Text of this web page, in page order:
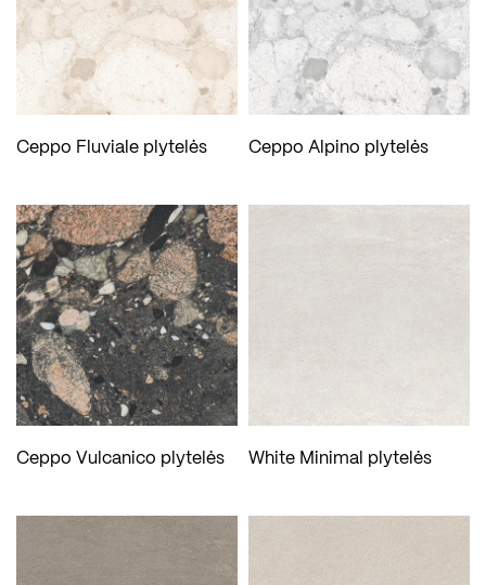
Ceppo Fluviale plytelės Ceppo Alpino plytelės
Ceppo Vulcanico plytelės White Minimal plytelės